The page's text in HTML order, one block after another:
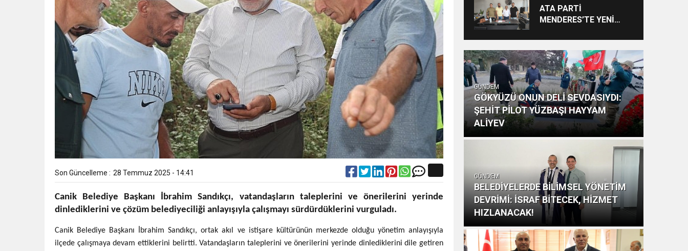
Son Güncelleme : 28 Temmuz 2025 - 14:41
Canik Belediye Başkanı İbrahim Sandıkçı, vatandaşların taleplerini ve önerilerini yerinde
dinlediklerini ve çözüm belediyeciliği anlayışıyla çalışmayı sürdürdüklerini vurguladı.
Canik Belediye Başkanı İbrahim Sandıkçı, ortak akıl ve istişare kültürünün merkezde olduğu yönetim anlayışıyla
ilçede çalışmaya devam ettiklerini belirtti. Vatandaşların taleplerini ve önerilerini yerinde dinlediklerini dile getiren
Kişinin Lafa Bakılmaz”
ATA PARTİ
MENDERES’TE YENİ
BAŞLADI
GÜNDEM
GÖKYÜZÜ ONUN DELİ SEVDASIYDI:
ŞEHİT PİLOT YÜZBAŞI HAYYAM
ALİYEV
GÜNDEM
BELEDİYELERDE BİLİMSEL YÖNETİM
DEVRİMİ: İSRAF BİTECEK, HİZMET
HIZLANACAK!